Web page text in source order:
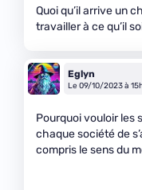
Quoi qu’il arrive un
travailler à ce qu’il
Eglyn
Le 09/10/2023 à
Pourquoi vouloir les
chaque société de
compris le sens du